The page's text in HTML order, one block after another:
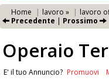
Home lavoro » lavoro
Precedente | Prossimo
Operaio
E' il tuo Annuncio? Promuovi